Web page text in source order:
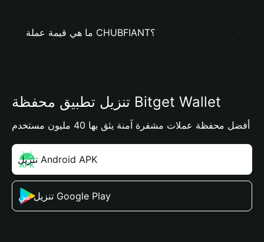
ما هي قيمة عملة CHUBFIANT؟
تنزيل تطبيق محفظة Bitget Wallet
أفضل محفظة عملات مشفرة آمنة يثق بها 40 مليون مستخدم
تنزيل Android APK
تنزيل من Google Play